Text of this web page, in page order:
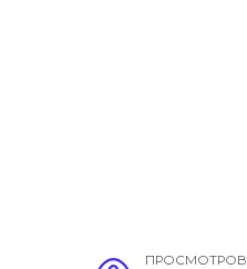
ПРОСМОТРОВ